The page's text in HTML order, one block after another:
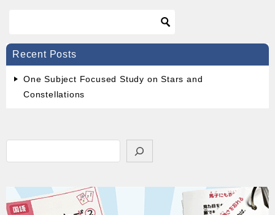
Recent Posts
One Subject Focused Study on Stars and
Constellations
索